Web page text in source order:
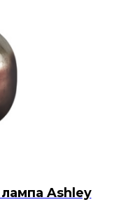
Ashley